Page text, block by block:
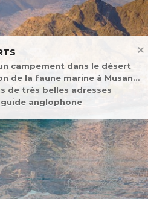
campement dans le désert
de la faune marine à Musandam
de très belles adresses
anglophone